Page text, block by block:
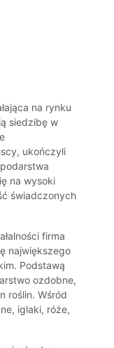
na rynku
siedzibę w
ukończyli
na wysoki
świadczonych
firma
największego
Podstawą
ozdobne,
roślin. Wśród
iglaki, róże,